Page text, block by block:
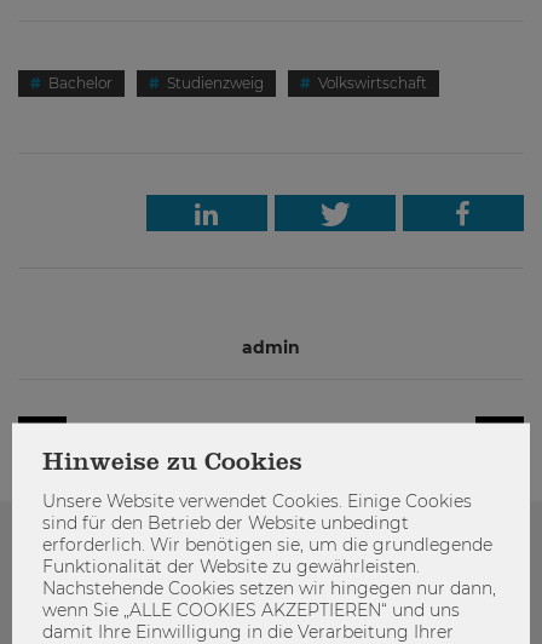
Bachelor Studienzweig Volkswirtschaft
admin
Das könnte dich auch Interessieren
Hinweise zu Cookies
Unsere Website verwendet Cookies. Einige Cookies
sind für den Betrieb der Website unbedingt
erforderlich. Wir benötigen sie, um die grundlegende
Funktionalität der Website zu gewährleisten.
Nachstehende Cookies setzen wir hingegen nur dann,
wenn Sie „ALLE COOKIES AKZEPTIEREN“ und uns
damit Ihre Einwilligung in die Verarbeitung Ihrer